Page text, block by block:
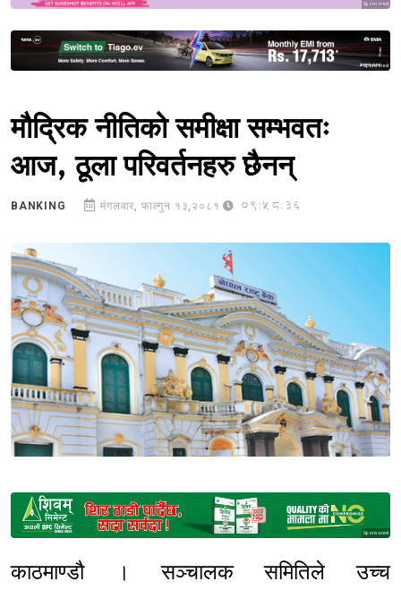
Sponsored
Sponsored
मौद्रिक नीतिको समीक्षा सम्भवतः
आज, ठूला परिवर्तनहरु छैनन्
BANKING मंगलवार, फाल्गुन १३,२०८१ 09:58:36
Sponsored
काठमाण्डौ । सञ्चालक समितिले उच्च